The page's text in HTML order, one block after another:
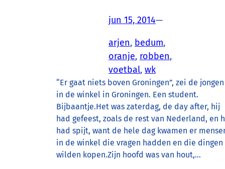
jun 15, 2014—
arjen, bedum
oranje, robben
voetbal, wk
“Er gaat niets boven Groningen”, zei de jongen
in de winkel in Groningen. Een student.
Bijbaantje.Het was zaterdag, de day after, hij
had gefeest, zoals de rest van Nederland, en
had spijt, want de hele dag kwamen er
in de winkel die vragen hadden en die dingen
wilden kopen.Zijn hoofd was van hout,…